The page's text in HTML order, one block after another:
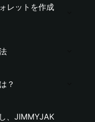
レットを作成
？
、JIMMYJAK